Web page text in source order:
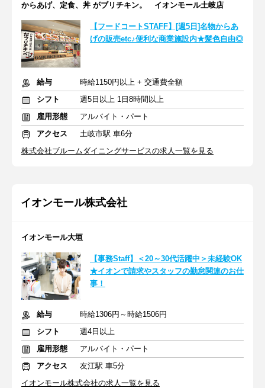
からあげ、定食、丼 がブリチキン。 イオンモール土岐店
【フードコートSTAFF】[週5日]名物からあ
げの販売etc♪便利な商業施設内★髪色自由◎
給与
時給1150円以上 + 交通費全額
シフト
週5日以上 1日8時間以上
雇用形態
アルバイト・パート
アクセス
土岐市駅 車6分
株式会社ブルームダイニングサービスの求人一覧を見る
イオンモール株式会社
イオンモール大垣
【事務Staff】＜20～30代活躍中＞未経験OK
★イオンで請求やスタッフの勤怠関連のお仕
事！
給与
時給1306円～時給1506円
シフト
週4日以上
雇用形態
アルバイト・パート
アクセス
友江駅 車5分
イオンモール株式会社の求人一覧を見る